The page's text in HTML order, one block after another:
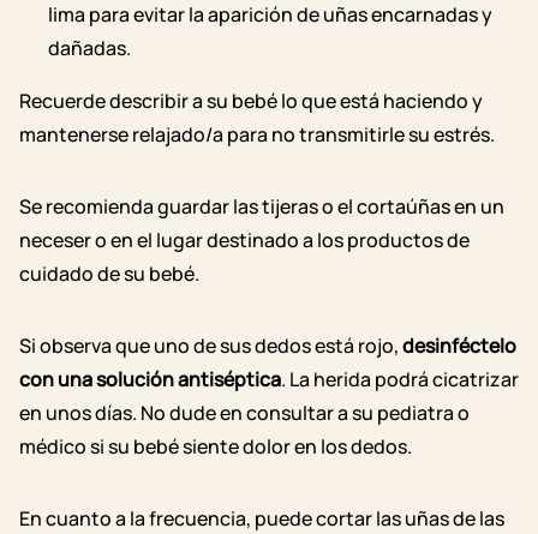
lima para evitar la aparición de uñas encarnadas y
dañadas.
Recuerde describir a su bebé lo que está haciendo y
mantenerse relajado/a para no transmitirle su estrés.
Se recomienda guardar las tijeras o el cortaúñas en un
neceser o en el lugar destinado a los productos de
cuidado de su bebé.
Si observa que uno de sus dedos está rojo,desinféctelo
con una solución antiséptica. La herida podrá cicatrizar
en unos días. No dude en consultar a su pediatra o
médico si su bebé siente dolor en los dedos.
En cuanto a la frecuencia, puede cortar las uñas de las